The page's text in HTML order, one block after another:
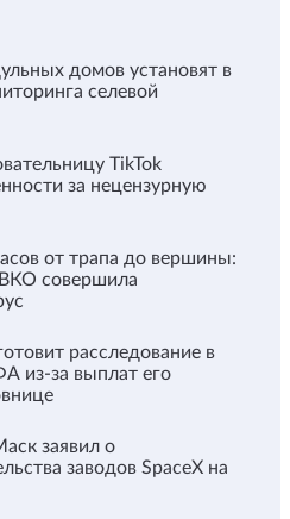
домов установят в
селевой
TikTok
за нецензурную
от трапа до вершины:
ВКО совершила
расследование в
из-за выплат его
заявил о
заводов SpaceX на